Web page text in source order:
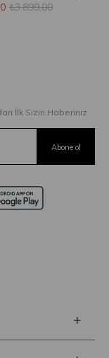
₺3.899,00
İlk Sizin Haberiniz